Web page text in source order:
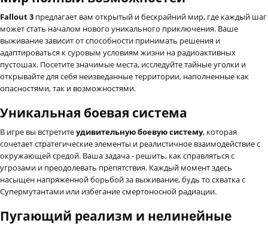
Fallout 3 предлагает вам открытый и бескрайний мир, где каждый шаг
может стать началом нового уникального приключения. Ваше
выживание зависит от способности принимать решения и
адаптироваться к суровым условиям жизни на радиоактивных
пустошах. Посетите значимые места, исследуйте тайные уголки и
открывайте для себя неизведанные территории, наполненные как
опасностями, так и возможностями.
Уникальная боевая система
В игре вы встретитеудивительную боевую систему, которая
сочетает стратегические элементы и реалистичное взаимодействие с
окружающей средой. Ваша задача - решить, как справляться с
угрозами и преодолевать препятствия. Каждый момент здесь
насыщен напряженной борьбой за выживание, будь то схватка с
Супермутантами или избегание смертоносной радиации.
Пугающий реализм и нелинейные